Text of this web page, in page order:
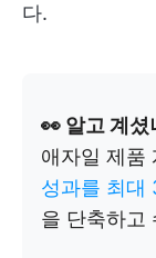
다.
👀 알고 계셨
애자일 제품
성과를 최대
을 단축하고